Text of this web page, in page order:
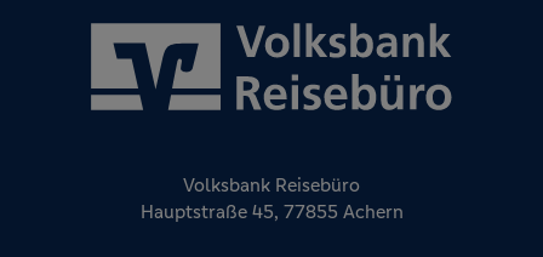
Volksbank Reisebüro
Hauptstraße 45, 77855 Achern